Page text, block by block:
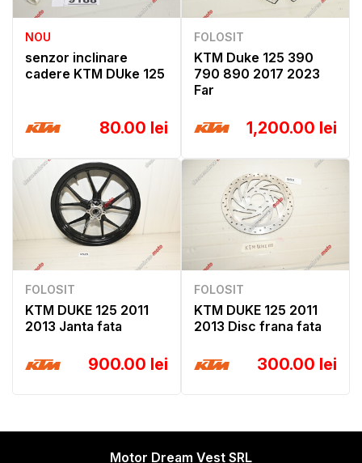
NOU
senzor inclinare
cadere KTM DUke 125
80.00 lei
FOLOSIT
KTM Duke 125 390
790 890 2017 2023
Far
1,200.00 lei
FOLOSIT
KTM DUKE 125 2011
2013 Janta fata
900.00 lei
FOLOSIT
KTM DUKE 125 2011
2013 Disc frana fata
300.00 lei
Motor Dream Vest SRL